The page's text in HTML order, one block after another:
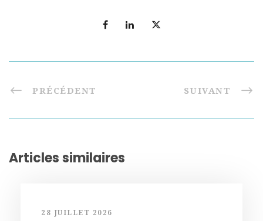
PRÉCÉDENT SUIVANT
Articles similaires
28 JUILLET 2026